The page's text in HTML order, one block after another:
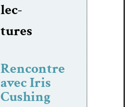
lec­
tures
Rencontre
avec Iris
Cushing